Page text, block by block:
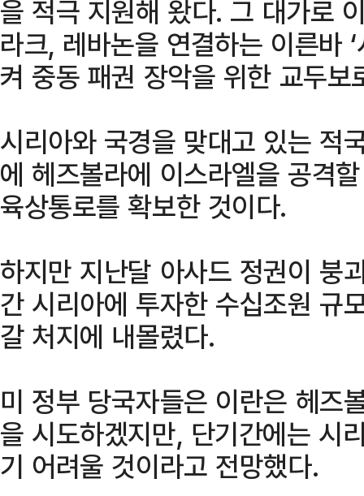
을 적극 지원해 왔다. 그 대가로
라크, 레바논을 연결하는 이른바
켜 중동 패권 장악을 위한 교두보
시리아와 국경을 맞대고 있는 적
에 헤즈볼라에 이스라엘을 공격
육상통로를 확보한 것이다.
하지만 지난달 아사드 정권이 붕
간 시리아에 투자한 수십조원 규
갈 처지에 내몰렸다.
미 정부 당국자들은 이란은 헤즈
을 시도하겠지만, 단기간에는 시
기 어려울 것이라고 전망했다.